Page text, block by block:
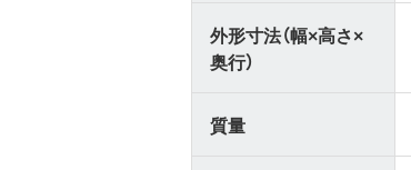
外形寸法（幅×高さ×
奥行）
質量